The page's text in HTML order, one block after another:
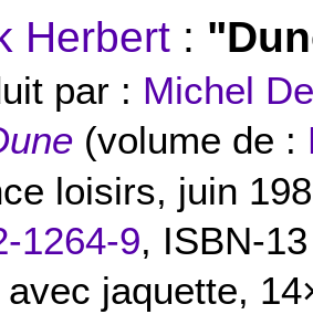
Herbert :
par : Michel
(volume de :
loisirs, juin
1264-9, ISBN-
avec jaquette,